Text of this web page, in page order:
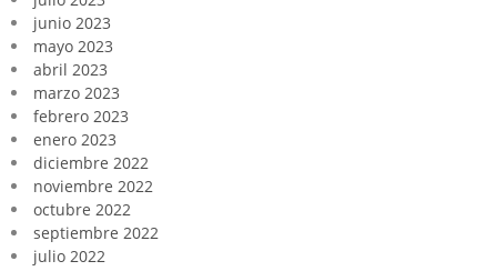
junio 2023
mayo 2023
abril 2023
marzo 2023
febrero 2023
enero 2023
diciembre 2022
noviembre 2022
octubre 2022
septiembre 2022
julio 2022